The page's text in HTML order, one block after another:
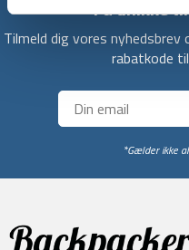
Få unikke
Tilmeld dig vores
rabatkode
*Gælder ikke